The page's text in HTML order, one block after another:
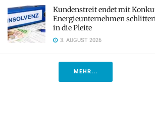
Kundenstreit endet mit
Energieunternehmen
in die Pleite
3. AUGUST 2026
MEHR...